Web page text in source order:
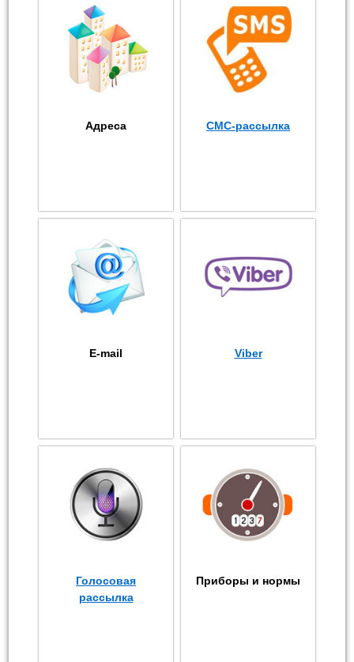
Адреса СМС-рассылка
E-mail Viber
Голосовая
рассылка
Приборы и нормы